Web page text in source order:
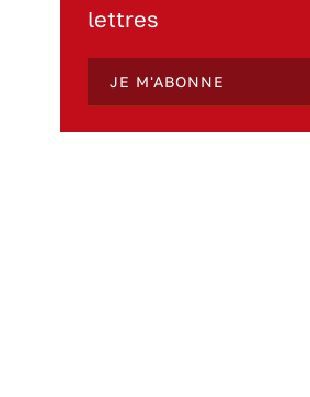
lettres
JE M'ABONNE